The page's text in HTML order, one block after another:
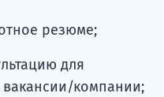
резюме;
для
компании;